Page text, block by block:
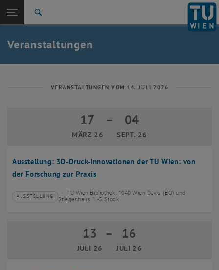
TU Login
Quicklinks
Quicklinks-Menü umschalten
Studium
Karriere
Zurück: Subseiten von Aktuelles auflisten
Aktuelles
Veranstaltungen
VERANSTALTUNGEN VOM 14. JULI 2026
Ausstellung: 3D-Druck-Innovationen der TU Wien: von
der Forschung zur Praxis
17
MÄRZ 26
17 März 2026 bis 04 September 2026
– 04
SEPT. 26
Veranstaltungstyp:
AUSSTELLUNG
Veranstaltungsort:
TU Wien Bibliothek, 1040 Wien Davis (EG) und
Stiegenhaus 1.-5.Stock
13
JULI 26
13 Juli 2026 bis 16 Juli 2026
– 16
JULI 26